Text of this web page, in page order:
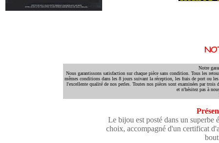
Notre
Nous garantissons satisfaction sur chaque pièce sans condition. Tous les
mêmes conditions dans les 8 jours suivant la réception, les frais de port ou
l'excellente qualité de nos perles. Toutes nos pièces sont examinées par
et n'hésitez pas à
Le bijou est posté dans un superbe
choix, accompagné d'un certificat